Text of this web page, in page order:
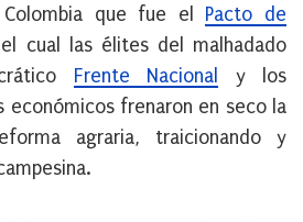
que fue el Pacto de
cual las élites del malhadado
Frente Nacional
y los
económicos frenaron en seco la
agraria, traicionando y